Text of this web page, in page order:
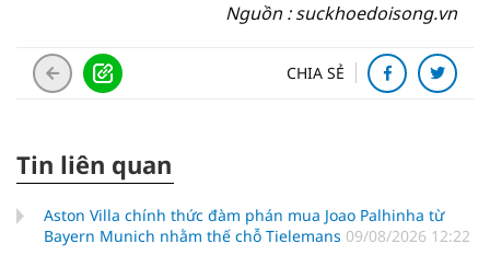
Nguồn : suckhoedoisong.vn
CHIA SẺ
Tin liên quan
Aston Villa chính thức đàm phán mua Joao Palhinha từ
Bayern Munich nhằm thế chỗ Tielemans 09/08/2026 12:22